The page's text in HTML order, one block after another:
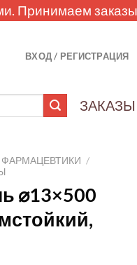
Принимаем
ВХОД / РЕГИСТРАЦИЯ
/
⌀13×500